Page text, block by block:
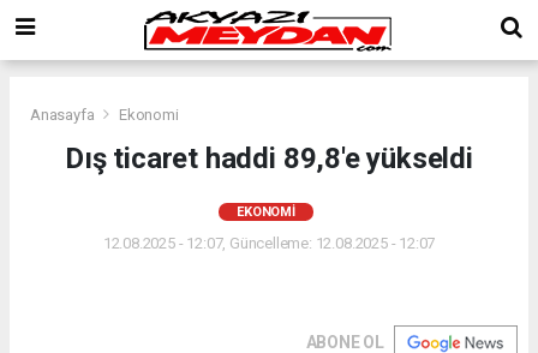
Anasayfa Ekonomi
Dış ticaret haddi 89,8'e yükseldi
EKONOMI
12.08.2025 - 12:07, Güncelleme: 12.08.2025 - 12:07
ABONE OL